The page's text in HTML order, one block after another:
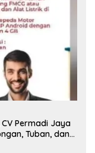
Permadi Jaya
Tuban, dan